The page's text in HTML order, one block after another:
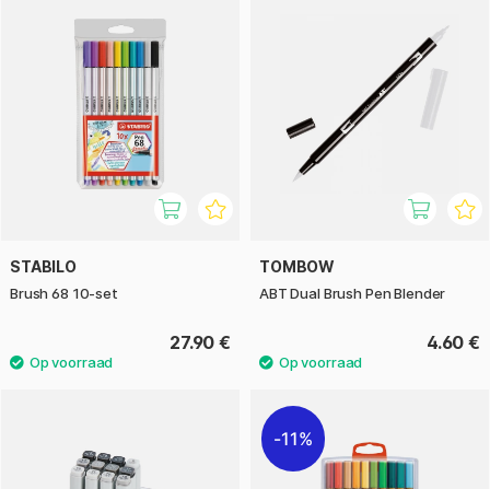
STABILO
Brush 68 10-set
27.90 €
TOMBOW
ABT Dual Brush Pen Blender
4.60 €
11%